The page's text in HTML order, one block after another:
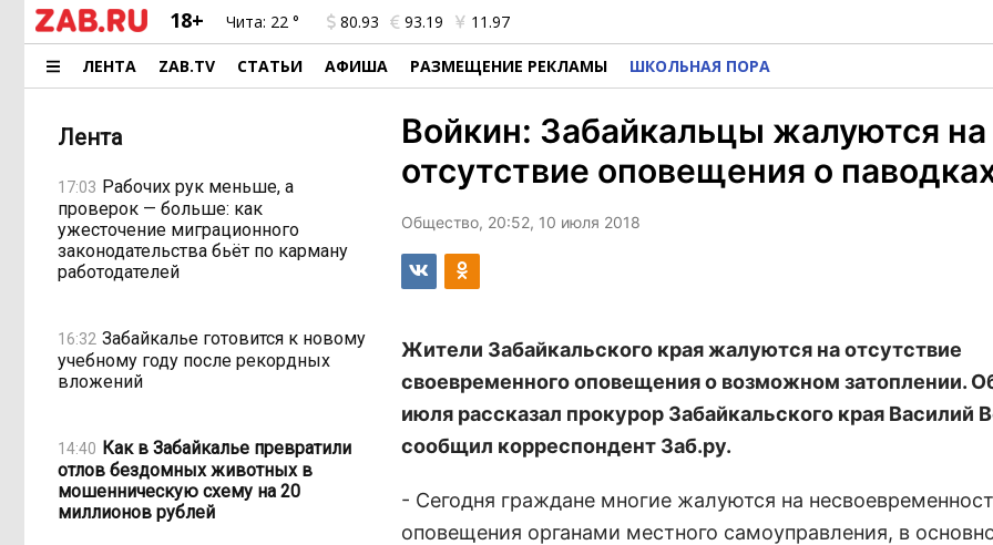
18+ Чита: 22 ° 80.93 93.19 11.97
ЛЕНТА ZAB.TV СТАТЬИ АФИША РАЗМЕЩЕНИЕ РЕКЛАМЫ ШКОЛЬНАЯ ПОРА
Лента
17:03 Рабочих рук меньше, а
проверок — больше: как
ужесточение миграционного
законодательства бьёт по карману
работодателей
16:32 Забайкалье готовится к новому
учебному году после рекордных
вложений
14:40 Как в Забайкалье превратили
отлов бездомных животных в
мошенническую схему на 20
миллионов рублей
Войкин: Забайкальцы жалуются на
отсутствие оповещения о
Общество, 20:52, 10 июля 2018
Жители Забайкальского края жалуются на отсутствие
своевременного оповещения о возможном затоплении.
июля рассказал прокурор Забайкальского края Василий
сообщил корреспондент Заб.ру.
- Сегодня граждане многие жалуются на
оповещения органами местного самоуправления, в